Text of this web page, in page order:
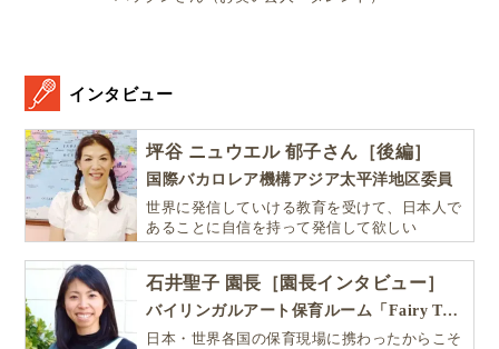
インタビュー
坪谷 ニュウエル 郁子さん［後編］
国際バカロレア機構アジア太平洋地区委員
世界に発信していける教育を受けて、日本人で
あることに自信を持って発信して欲しい
石井聖子 園長［園長インタビュー］
バイリンガルアート保育ルーム「Fairy Tale（フェアリーテイル）」
日本・世界各国の保育現場に携わったからこそ